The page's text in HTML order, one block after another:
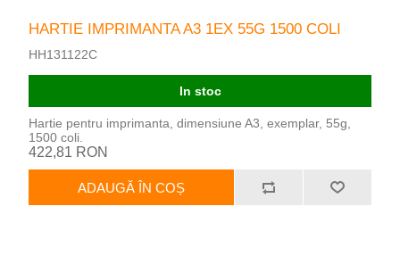
HARTIE IMPRIMANTA A3 1EX 55G 1500 COLI
HH131122C
In stoc
Hartie pentru imprimanta, dimensiune A3, exemplar, 55g,
1500 coli.
422,81 RON
ADAUGĂ ÎN COȘ